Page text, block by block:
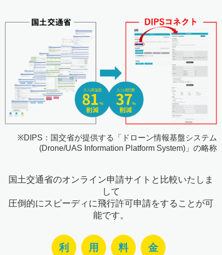
※DIPS：国交省が提供する「ドローン情報基盤システム
(Drone/UAS Information Platform System)」の略称
国土交通省のオンライン申請サイトと比較いたしま
して
圧倒的にスピーディに飛行許可申請をすることが可
能です。
利 用 料 金